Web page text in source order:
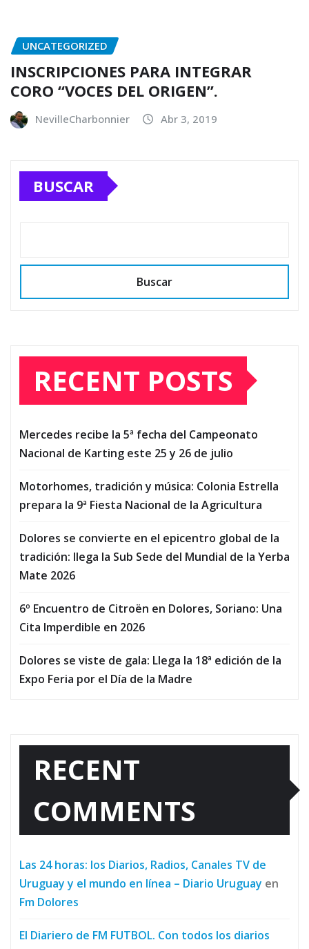
UNCATEGORIZED
INSCRIPCIONES PARA INTEGRAR
CORO “VOCES DEL ORIGEN”.
NevilleCharbonnier Abr 3, 2019
BUSCAR
Buscar
RECENT POSTS
Mercedes recibe la 5ª fecha del Campeonato
Nacional de Karting este 25 y 26 de julio
Motorhomes, tradición y música: Colonia Estrella
prepara la 9ª Fiesta Nacional de la Agricultura
Dolores se convierte en el epicentro global de la
tradición: llega la Sub Sede del Mundial de la Yerba
Mate 2026
6º Encuentro de Citroën en Dolores, Soriano: Una
Cita Imperdible en 2026
Dolores se viste de gala: Llega la 18ª edición de la
Expo Feria por el Día de la Madre
RECENT
COMMENTS
Las 24 horas: los Diarios, Radios, Canales TV de
Uruguay y el mundo en línea – Diario Uruguay en
Fm Dolores
El Diariero de FM FUTBOL. Con todos los diarios